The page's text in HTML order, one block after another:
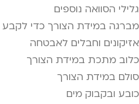
גלילי הסוואה נוספים
מברגה במידת הצורך כדי
אזיקונים וחבלים לאבטחה
כלוב מתכת במידת הצורך
סולם במידת הצורך
כובע ובקבוק מים